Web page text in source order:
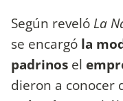
Según reveló La
se encargó la
padrinos el
dieron a conocer